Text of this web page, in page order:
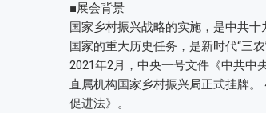
■展会背景
国家乡村振兴战略的实施，是中共
国家的重大历史任务，是新时代“三农
2021年2月，中央一号文件《中共中
直属机构国家乡村振兴局正式挂牌
促进法》。